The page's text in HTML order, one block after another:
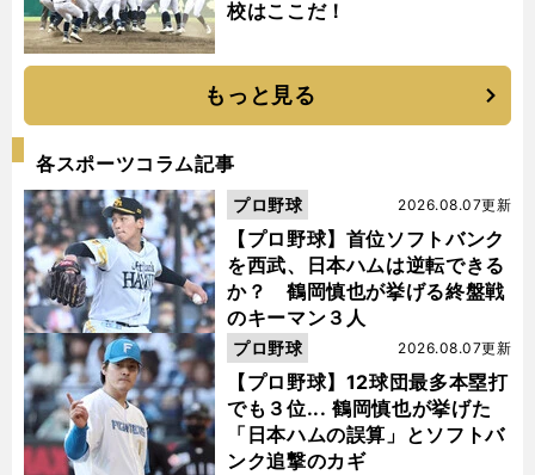
校はここだ！
もっと見る
各スポーツコラム記事
【プロ野球】首位ソフトバンク
を西武、日本ハムは逆転できる
か？ 鶴岡慎也が挙げる終盤戦
のキーマン３人
2026.08.07更新
プロ野球
【プロ野球】12球団最多本塁打
でも３位... 鶴岡慎也が挙げた
「日本ハムの誤算」とソフトバ
ンク追撃のカギ
2026.08.07更新
プロ野球